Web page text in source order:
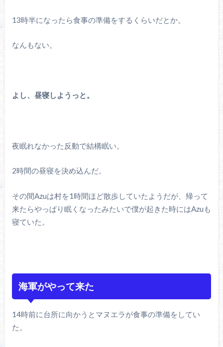
13時半になったら食事の準備をするくらいだとか。
なんもない。
よし、昼寝しようっと。
夜眠れなかった反動で結構眠い。
2時間の昼寝を決め込んだ。
その間Azuは村を1時間ほど散歩していたようだが、帰って
来たらやっぱり眠くなったみたいで僕が起きた時にはAzuも
寝ていた。
海軍がやって来た
14時前に台所に向かうとマヌエラが食事の準備をしてい
た。